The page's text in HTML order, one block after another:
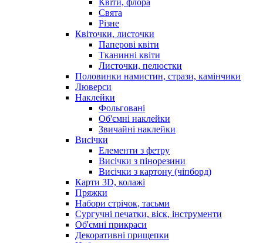
Свята
Різне
Квіточки, листочки
Паперові квіти
Тканинні квіти
Листочки, пелюстки
Половинки намистин, стрази, камінчики
Люверси
Наклейки
Фольговані
Об'ємні наклейки
Звичайні наклейки
Висічки
Елементи з фетру
Висічки з пінорезини
Висічки з картону (чіпборд)
Карти 3D, колажі
Пряжки
Набори стрічок, тасьми
Сургучні печатки, віск, інструменти
Об'ємні прикраси
Декоративні прищепки